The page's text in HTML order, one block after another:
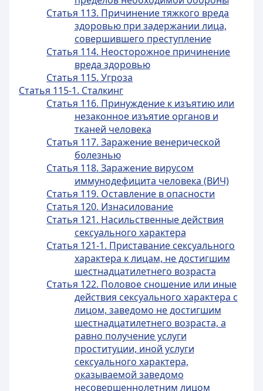
Статья 113. Причинение тяжкого вреда
здоровью при задержании лица,
совершившего преступление
Статья 114. Неосторожное причинение
вреда здоровью
Статья 115. Угроза
Статья 115-1. Сталкинг
Статья 116. Принуждение к изъятию или
незаконное изъятие органов и
тканей человека
Статья 117. Заражение венерической
болезнью
Статья 118. Заражение вирусом
иммунодефицита человека (ВИЧ)
Статья 119. Оставление в опасности
Статья 120. Изнасилование
Статья 121. Насильственные действия
сексуального характера
Статья 121-1. Приставание сексуального
характера к лицам, не достигшим
шестнадцатилетнего возраста
Статья 122. Половое сношение или иные
действия сексуального характера с
лицом, заведомо не достигшим
шестнадцатилетнего возраста, а
равно получение услуги
проституции, иной услуги
сексуального характера,
оказываемой заведомо
несовершеннолетним лицом